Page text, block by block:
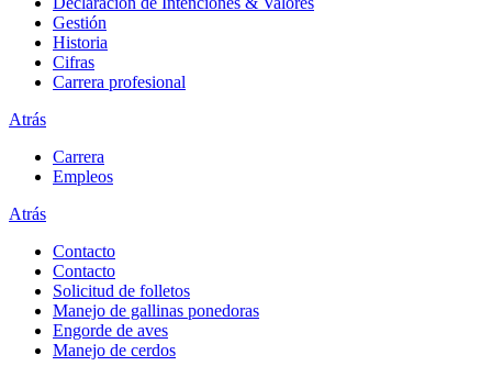
Gestión
Historia
Cifras
Carrera profesional
Atrás
Carrera
Empleos
Atrás
Contacto
Contacto
Solicitud de folletos
Manejo de gallinas ponedoras
Engorde de aves
Manejo de cerdos